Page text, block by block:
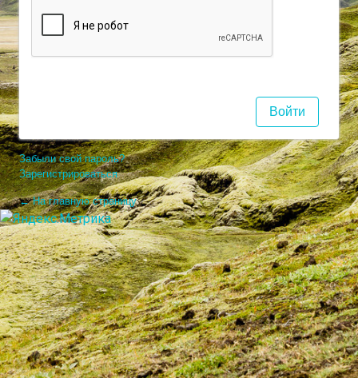
Забыли свой пароль?
Зарегистрироваться
← На главную страницу